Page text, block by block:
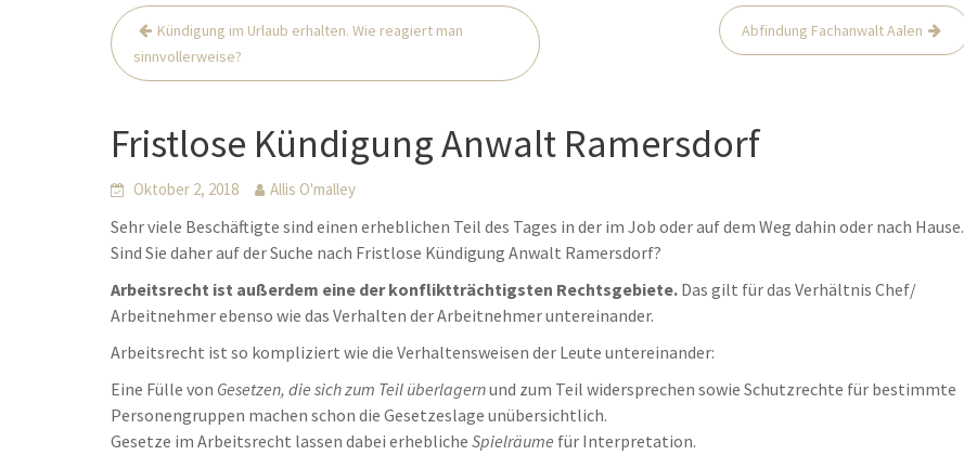
Beitrags-
Navigation
Kündigung im Urlaub erhalten. Wie reagiert man
sinnvollerweise?
Abfindung Fachanwalt Aalen
Fristlose Kündigung Anwalt Ramersdorf
Oktober 2, 2018 Allis O'malley
Sehr viele Beschäftigte sind einen erheblichen Teil des Tages in der im Job oder auf dem Weg dahin oder nach Hause.
Sind Sie daher auf der Suche nach Fristlose Kündigung Anwalt Ramersdorf?
Arbeitsrecht ist außerdem eine der konfliktträchtigsten Rechtsgebiete. Das gilt für das Verhältnis Chef/
Arbeitnehmer ebenso wie das Verhalten der Arbeitnehmer untereinander.
Arbeitsrecht ist so kompliziert wie die Verhaltensweisen der Leute untereinander:
Eine Fülle von Gesetzen, die sich zum Teil überlagernund zum Teil widersprechen sowie Schutzrechte für bestimmte
Personengruppen machen schon die Gesetzeslage unübersichtlich.
Gesetze im Arbeitsrecht lassen dabei erhebliche Spielräume für Interpretation.